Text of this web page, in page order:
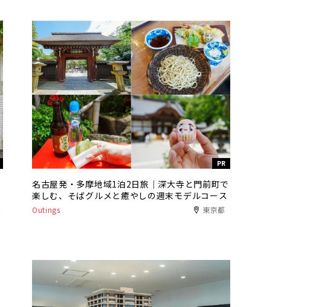
PR
名古屋発・多摩地域1泊2日旅｜深大寺と門前町で
楽しむ、そばグルメと癒やしの週末モデルコース
Outings 東京都